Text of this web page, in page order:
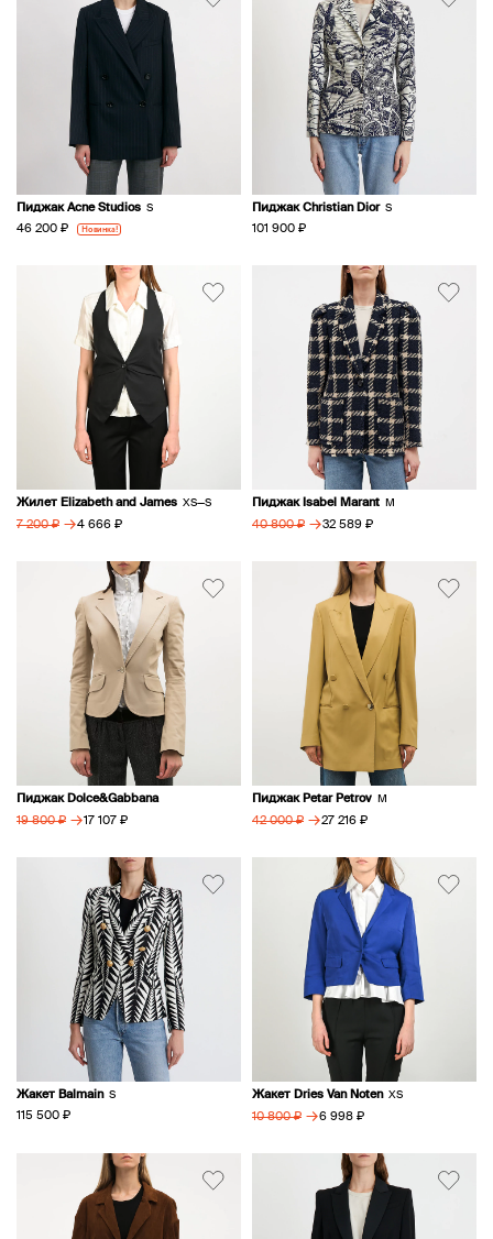
Пиджак Acne Studios S
46 200 ₽ Новинка!
Пиджак Christian Dior S
101 900 ₽
Жилет Elizabeth and James XS—S
7 200 ₽ → 4 666 ₽
Пиджак Isabel Marant M
40 800 ₽ → 32 589 ₽
Пиджак Dolce&Gabbana
19 800 ₽ → 17 107 ₽
Пиджак Petar Petrov M
42 000 ₽ → 27 216 ₽
Жакет Balmain S
115 500 ₽
Жакет Dries Van Noten XS
10 800 ₽ → 6 998 ₽